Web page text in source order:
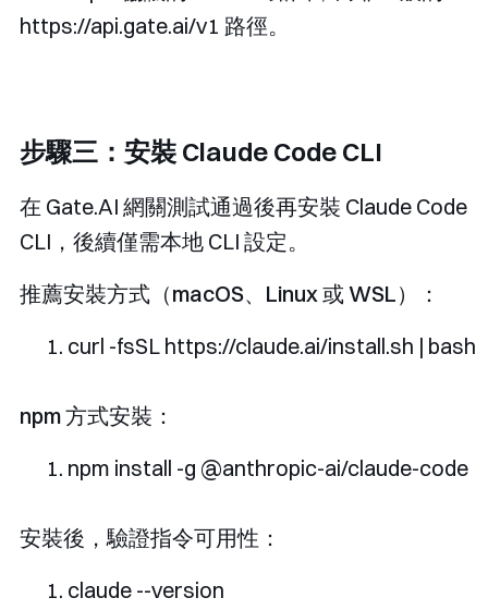
https://api.gate.ai/v1 路徑。
步驟三：安裝 Claude Code CLI
在 Gate.AI 網關測試通過後再安裝 Claude Code
CLI，後續僅需本地 CLI 設定。
推薦安裝方式（macOS、Linux 或 WSL）：
curl -fsSL https://claude.ai/install.sh | bash
npm 方式安裝：
npm install -g @anthropic-ai/claude-code
安裝後，驗證指令可用性：
claude --version